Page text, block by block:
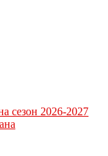
сезон 2026-2027